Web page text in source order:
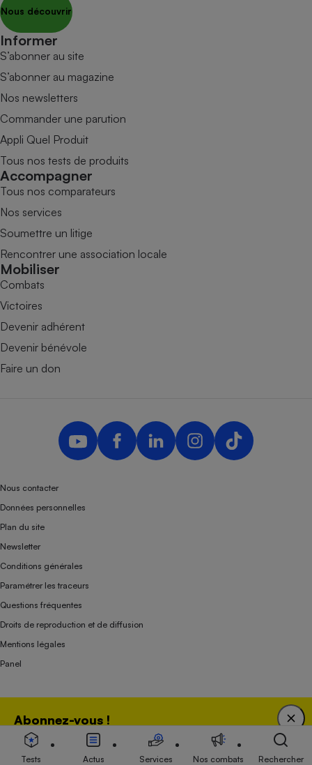
Abonnez-vous !
Bénéficiez d'une expertise unique tout en soutenant
une association 100 % indépendante de l'Etat, des
Nous découvrir
Informer
S’abonner au site
S’abonner au magazine
Nos newsletters
Commander une parution
Appli Quel Produit
Tous nos tests de produits
Accompagner
Tous nos comparateurs
Nos services
Soumettre un litige
Rencontrer une association locale
Mobiliser
Combats
Victoires
Devenir adhérent
Devenir bénévole
Faire un don
Nous contacter
Données personnelles
Plan du site
Newsletter
Conditions générales
Paramétrer les traceurs
Questions fréquentes
Droits de reproduction et de diffusion
Mentions légales
Panel
Association indépendante de l’État, des syndicats, des producteurs et des
distributeurs depuis 1951.
Tests Actus Services Nos combats Rechercher